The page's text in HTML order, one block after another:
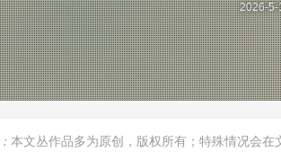
2026-5-
本文丛作品多为原创，版权所有；特殊情况会在